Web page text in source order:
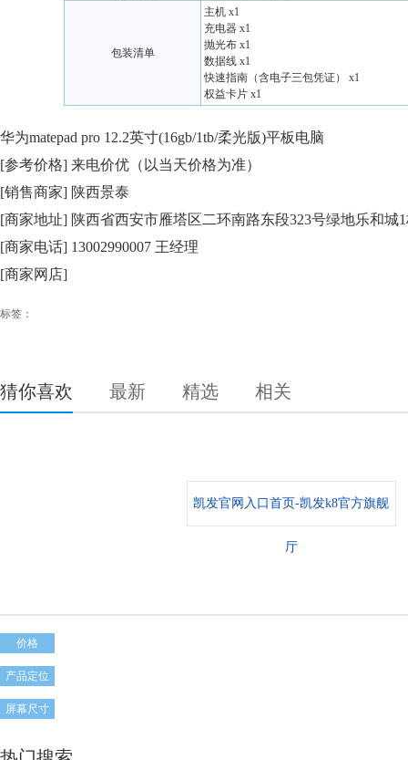
包装清单
主机 x1
充电器 x1
抛光布 x1
数据线 x1
快速指南（含电子三包凭证） x1
权益卡片 x1
华为matepad pro 12.2英寸(16gb/1tb/柔光版)平板电脑
[参考价格] 来电价优（以当天价格为准）
[销售商家] 陕西景泰
[商家地址] 陕西省西安市雁塔区二环南路东段323号绿地乐和城1
[商家电话] 13002990007 王经理
[商家网店]
标签：
猜你喜欢 最新 精选 相关
凯发官网入口首页-凯发k8官方旗舰
厅
价格
产品定位
屏幕尺寸